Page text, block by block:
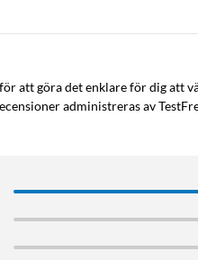
att göra det enklare för dig att
administreras av